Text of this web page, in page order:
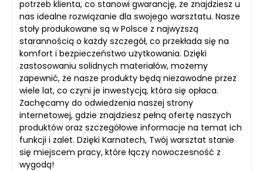
potrzeb klienta, co stanowi gwarancję, że znajdziesz u
nas idealne rozwiązanie dla swojego warsztatu. Nasze
stoły produkowane są w Polsce z najwyższą
starannością o każdy szczegół, co przekłada się na
komfort i bezpieczeństwo użytkowania. Dzięki
zastosowaniu solidnych materiałów, możemy
zapewnić, że nasze produkty będą niezawodne przez
wiele lat, co czyni je inwestycją, która się opłaca.
Zachęcamy do odwiedzenia naszej strony
internetowej, gdzie znajdziesz pełną ofertę naszych
produktów oraz szczegółowe informacje na temat ich
funkcji i zalet. Dzięki Karnatech, Twój warsztat stanie
się miejscem pracy, które łączy nowoczesność z
wygodą!